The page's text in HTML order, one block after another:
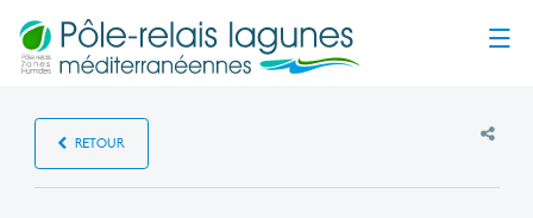
RETOUR